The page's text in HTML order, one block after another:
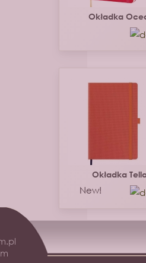
Okładka
Okładka
New!